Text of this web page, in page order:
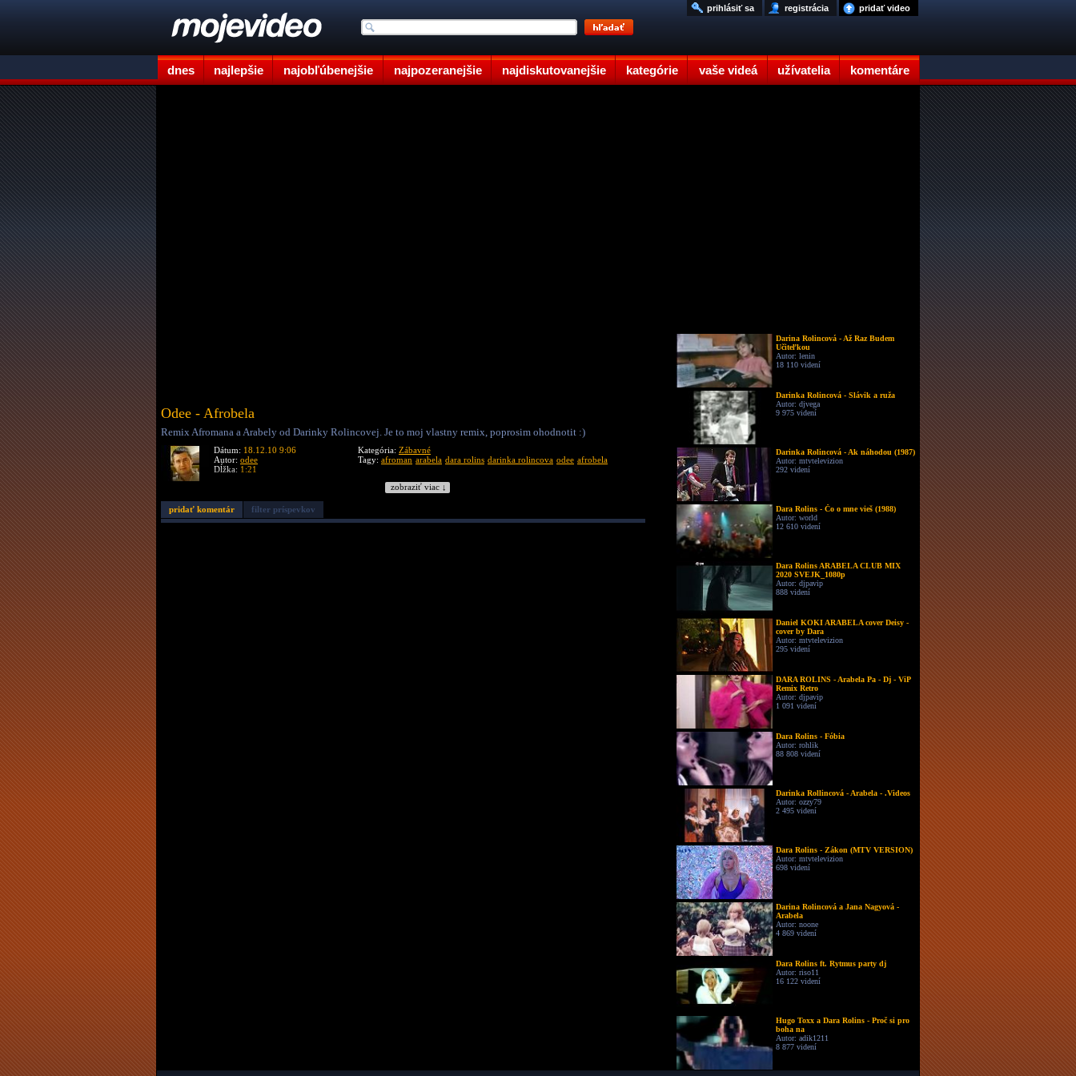
dnes najlepšie najobľúbenejšie najpozeranejšie najdiskutovanejšie kategórie vaše videá užívatelia komentáre
pridať video
registrácia
prihlásiť sa
Odee - Afrobela
Remix Afromana a Arabely od Darinky Rolincovej. Je to moj vlastny remix, poprosim ohodnotit :)
Dátum: 18.12.10 9:06
Autor: odee
Dĺžka: 1:21
Kategória: Zábavné
Tagy: afroman arabela dara rolins darinka rolincova odee afrobela
zobraziť viac ↓
pridať komentár filter príspevkov
Darina Rolincová - Až Raz Budem
Učiteľkou
Autor: lenin
18 110 videní
Darinka Rolincová - Slávik a ruža
Autor: djvega
9 975 videní
Darinka Rolincová - Ak náhodou (1987)
Autor: mtvtelevizion
292 videní
Dara Rolins - Čo o mne vieš (1988)
Autor: world
12 610 videní
Dara Rolins ARABELA CLUB MIX
2020 SVEJK_1080p
Autor: djpavip
888 videní
Daniel KOKI ARABELA cover Deisy -
cover by Dara
Autor: mtvtelevizion
295 videní
DARA ROLINS - Arabela Pa - Dj - ViP
Remix Retro
Autor: djpavip
1 091 videní
Dara Rolins - Fóbia
Autor: rohlik
88 808 videní
Darinka Rollincová - Arabela - .Videos
Autor: ozzy79
2 495 videní
Dara Rolins - Zákon (MTV VERSION)
Autor: mtvtelevizion
698 videní
Darina Rolincová a Jana Nagyová -
Arabela
Autor: noone
4 869 videní
Dara Rolins ft. Rytmus party dj
Autor: riso11
16 122 videní
Hugo Toxx a Dara Rolins - Proč si pro
boha na
Autor: adik1211
8 877 videní